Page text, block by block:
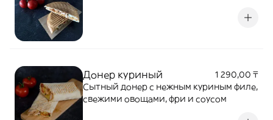
Донер куриный
1 290,00 ₸
Сытный донер с нежным куриным филе,
свежими овощами, фри и соусом